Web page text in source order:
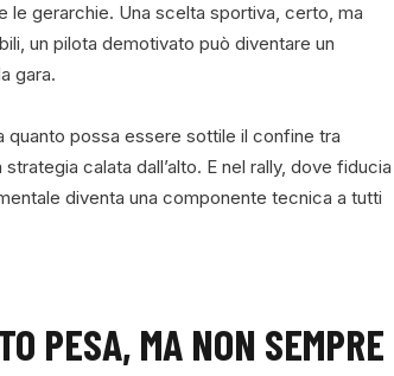
gerarchie. Una scelta sportiva, certo, ma
un pilota demotivato può diventare un
gara.
possa essere sottile il confine tra
calata dall’alto. E nel rally, dove fiducia
diventa una componente tecnica a tutti
PESA, MA NON SEMPRE